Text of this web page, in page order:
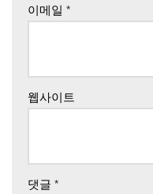
이메일 *
웹사이트
댓글 *